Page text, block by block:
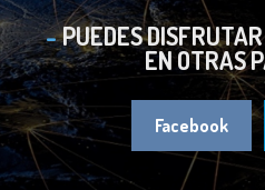
PUEDES
EN OTRAS
Facebook